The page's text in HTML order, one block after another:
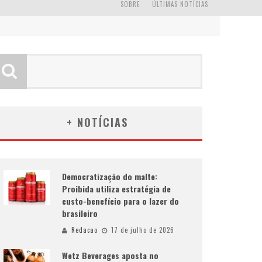
ÚLTIMAS NOTÍCIAS
SOBRE
+ NOTÍCIAS
Democratização do malte:
Proibida utiliza estratégia de
custo-benefício para o lazer do
brasileiro
Redacao 17 de julho de 2026
Wetz Beverages aposta no